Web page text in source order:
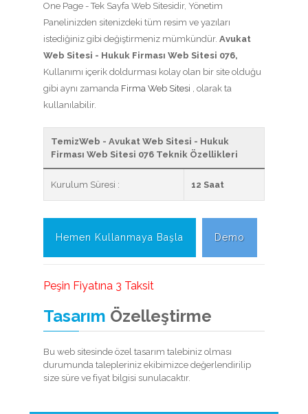
One Page - Tek Sayfa Web Sitesidir, Yönetim
Panelinizden sitenizdeki tüm resim ve yazıları
istediğiniz gibi değiştirmeniz mümkündür. Avukat
Web Sitesi - Hukuk Firması Web Sitesi 076,
Kullanımı içerik doldurması kolay olan bir site olduğu
gibi aynı zamanda Firma Web Sitesi , olarak ta
kullanılabilir.
TemizWeb - Avukat Web Sitesi - Hukuk
Firması Web Sitesi 076 Teknik Özellikleri
Kurulum Süresi : 12 Saat
Hemen Kullanmaya Başla Demo
Peşin Fiyatına 3 Taksit
Tasarım Özelleştirme
Bu web sitesinde özel tasarım talebiniz olması
durumunda talepleriniz ekibimizce değerlendirilip
size süre ve fiyat bilgisi sunulacaktır.